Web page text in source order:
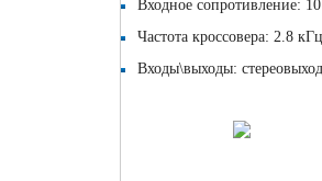
Входное сопротивление:
Частота кроссовера: 2.8
Входы\выходы: